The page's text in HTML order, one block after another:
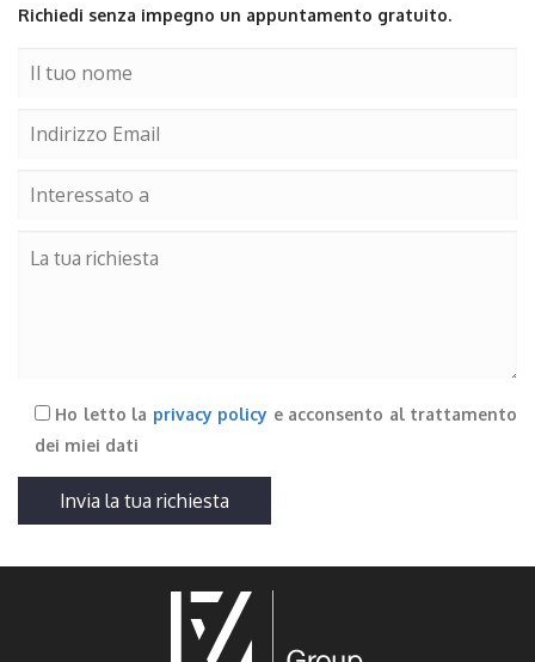
Richiedi senza impegno un appuntamento gratuito.
Ho letto la privacy policy e acconsento al trattamento
dei miei dati